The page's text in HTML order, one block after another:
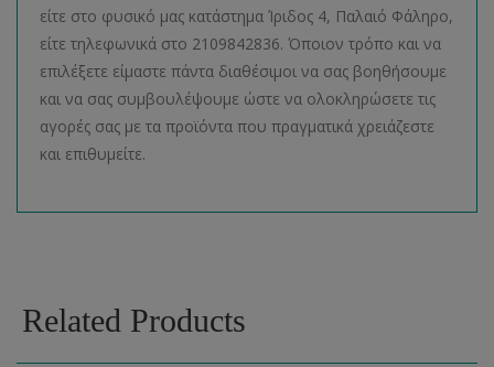
είτε στο φυσικό μας κατάστημα Ίριδος 4, Παλαιό Φάληρο,
είτε τηλεφωνικά στο 2109842836. Όποιον τρόπο και να
επιλέξετε είμαστε πάντα διαθέσιμοι να σας βοηθήσουμε
και να σας συμβουλέψουμε ώστε να ολοκληρώσετε τις
αγορές σας με τα προϊόντα που πραγματικά χρειάζεστε
και επιθυμείτε.
Related Products